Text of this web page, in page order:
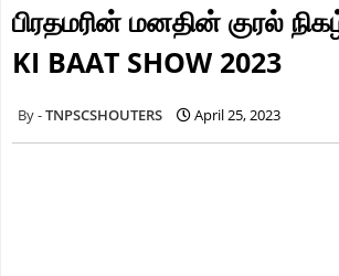
பிரதமரின் மனதின் குரல்
KI BAAT SHOW 2023
TNPSCSHOUTERS April 25, 2023